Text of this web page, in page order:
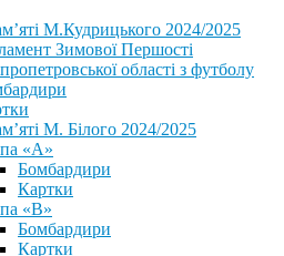
М.Кудрицького 2024/2025
Зимової Першості
області з футболу
М. Білого 2024/2025
«А»
Бомбардири
Картки
«В»
Бомбардири
Картки